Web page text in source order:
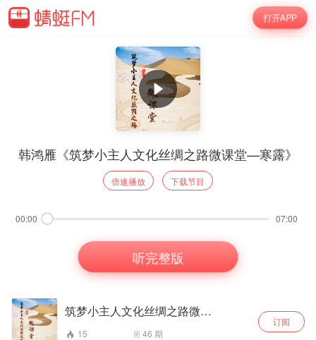
打开APP
韩鸿雁《筑梦小主人文化丝绸之路微课堂—寒露》
倍速播放 下载节目
00:00 07:00
听完整版
筑梦小主人文化丝绸之路微课堂
15 46 期
订阅